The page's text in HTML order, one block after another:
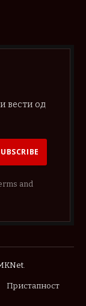
вести од
and
Пристапност